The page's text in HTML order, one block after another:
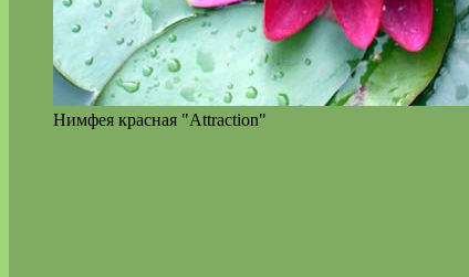
Нимфея красная "Attraction"